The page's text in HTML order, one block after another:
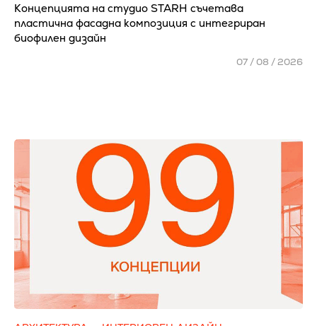
Концепцията на студио STARH съчетава
пластична фасадна композиция с интегриран
биофилен дизайн
07 / 08 / 2026